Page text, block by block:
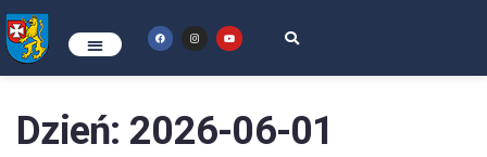
Dzień: 2026-06-01